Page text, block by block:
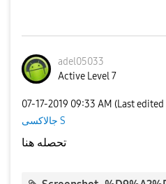
adel05033
Active Level 7
‎07-17-2019 09:33 AM (Last edited
جالاكسى S
تحصله هنا